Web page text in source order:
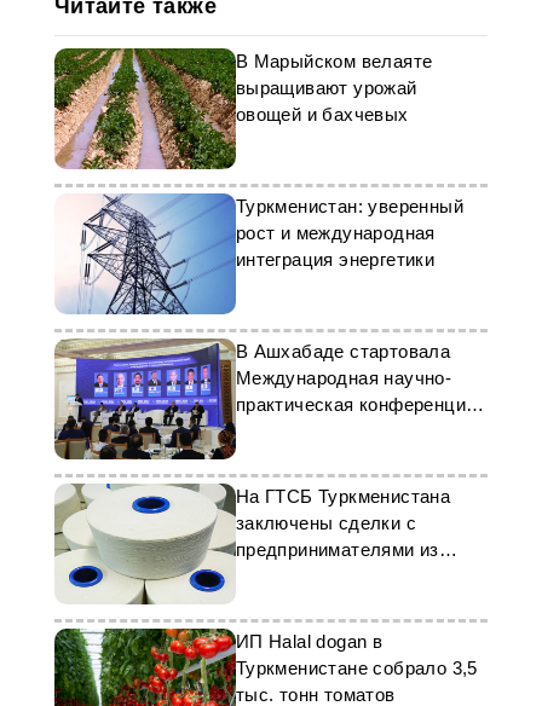
Читайте также
В Марыйском велаяте
выращивают урожай
овощей и бахчевых
Туркменистан: уверенный
рост и международная
интеграция энергетики
В Ашхабаде стартовала
Международная научно-
практическая конференция
TESC 2024
На ГТСБ Туркменистана
заключены сделки с
предпринимателями из
ИП Halal dogan в
Туркменистане собралo 3,5
тыс. тонн томатов